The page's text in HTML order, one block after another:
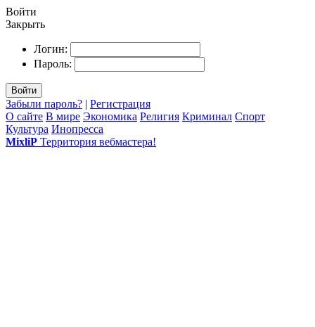
Войти
Закрыть
Логин:
Пароль:
Войти
Забыли пароль? | Регистрация
О сайте В мире Экономика Религия Криминал Спорт
Культура Инопресса
MixliP Территория вебмастера!